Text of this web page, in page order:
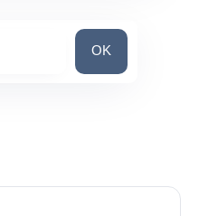
Pretražite državu
OK